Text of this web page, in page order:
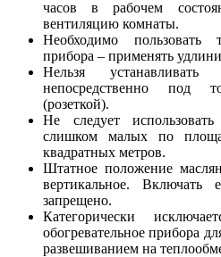
часов в рабочем
вентиляцию комнаты.
Необходимо
прибора – применять
Нельзя устанавливать
непосредственно под
(розеткой).
Не следует
слишком малых по
квадратных метров.
Штатное положение
вертикальное.
запрещено.
Категорически
обогревательное прибора
развешиванием на